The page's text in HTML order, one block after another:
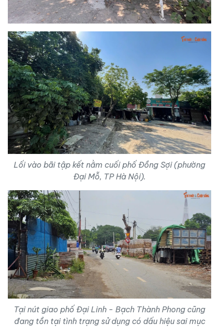
Lối vào bãi tập kết nằm cuối phố Đồng Sợi (phường
Đại Mỗ, TP Hà Nội).
Tại nút giao phố Đại Linh - Bạch Thành Phong cũng
đang tồn tại tình trạng sử dụng có dấu hiệu sai mục